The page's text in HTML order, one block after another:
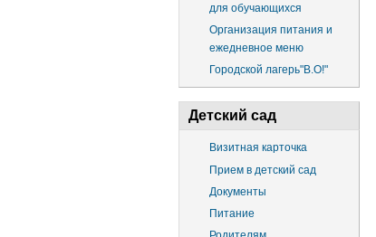
для обучающихся
Организация питания и
ежедневное меню
Городской лагерь"В.О!"
Детский сад
Визитная карточка
Прием в детский сад
Документы
Питание